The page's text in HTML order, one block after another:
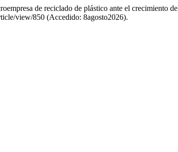
de reciclado de plástico ante el crecimiento
view/850 (Accedido: 8agosto2026).